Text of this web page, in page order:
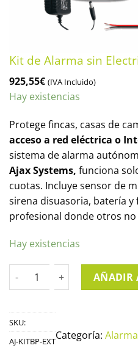
Kit de Alarma sin
925,55€ (IVA Incluido)
Hay existencias
Protege fincas, casas de
acceso a red eléctrica o
sistema de alarma
Ajax Systems, funciona
cuotas. Incluye sensor de
sirena disuasoria, batería
profesional donde otros no
Hay existencias
Kit de Alarma sin Electricidad
AÑADIR
SKU:
AJ-KITBP-EXTCategoría: